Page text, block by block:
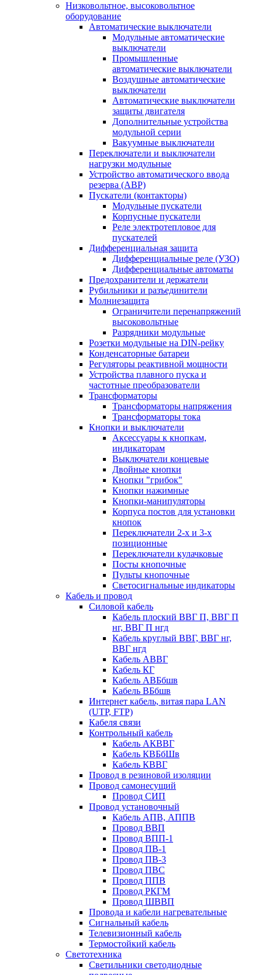
Низковольтное, высоковольтное
оборудование
Автоматические выключатели
Модульные автоматические
выключатели
Промышленные
автоматические выключатели
Воздушные автоматические
выключатели
Автоматические выключатели
защиты двигателя
Дополнительные устройства
модульной серии
Вакуумные выключатели
Переключатели и выключатели
нагрузки модульные
Устройство автоматического ввода
резерва (АВР)
Пускатели (контакторы)
Модульные пускатели
Корпусные пускатели
Реле электротепловое для
пускателей
Дифференциальная защита
Дифференциальные реле (УЗО)
Дифференциальные автоматы
Предохранители и держатели
Рубильники и разъединители
Молниезащита
Ограничители перенапряжений
высоковольтные
Разрядники модульные
Розетки модульные на DIN-рейку
Конденсаторные батареи
Регуляторы реактивной мощности
Устройства плавного пуска и
частотные преобразователи
Трансформаторы
Трансформаторы напряжения
Трансформаторы тока
Кнопки и выключатели
Аксессуары к кнопкам,
индикаторам
Выключатели концевые
Двойные кнопки
Кнопки "грибок"
Кнопки нажимные
Кнопки-манипуляторы
Корпуса постов для установки
кнопок
Переключатели 2-х и 3-х
позиционные
Переключатели кулачковые
Посты кнопочные
Пульты кнопочные
Светосигнальные индикаторы
Кабель и провод
Силовой кабель
Кабель плоский ВВГ П, ВВГ П
нг, ВВГ П нгд
Кабель круглый ВВГ, ВВГ нг,
ВВГ нгд
Кабель АВВГ
Кабель КГ
Кабель АВБбшв
Кабель ВБбшв
Интернет кабель, витая пара LAN
(UTP, FTP)
Кабеля связи
Контрольный кабель
Кабель АКВВГ
Кабель КВБбШв
Кабель КВВГ
Провод в резиновой изоляции
Провод самонесущий
Провод СИП
Провод установочный
Кабель АПВ, АППВ
Провод ВВП
Провод ВПП-1
Провод ПВ-1
Провод ПВ-3
Провод ПВС
Провод ППВ
Провод РКГМ
Провод ШВВП
Провода и кабели нагревательные
Сигнальный кабель
Телевизионный кабель
Термостойкий кабель
Светотехника
Cветильники светодиодные